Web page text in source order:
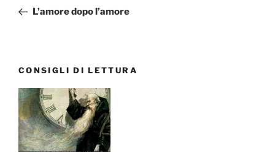
precedente:
L’amore dopo l’amore
CONSIGLI DI LETTURA